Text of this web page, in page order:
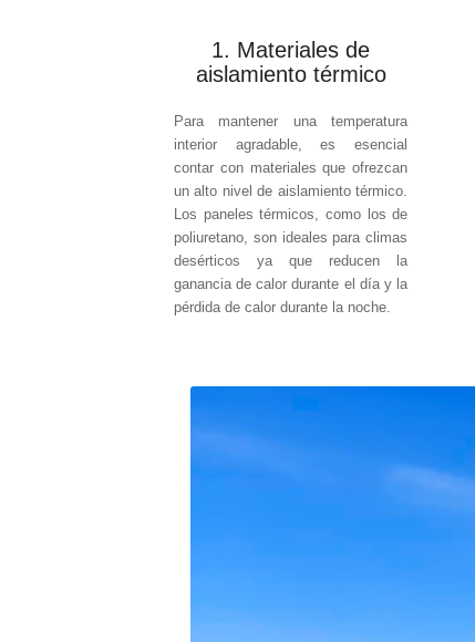
1. Materiales de
aislamiento térmico
Para mantener una temperatura
interior agradable, es esencial
contar con materiales que ofrezcan
un alto nivel de aislamiento térmico.
Los paneles térmicos, como los de
poliuretano, son ideales para climas
desérticos ya que reducen la
ganancia de calor durante el día y la
pérdida de calor durante la noche.